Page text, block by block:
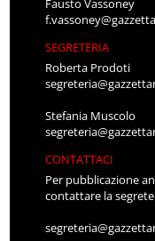
Fausto Vassoney
SEGRETERIA
Roberta Prodoti
Stefania Muscolo
CONTATTACI
Per pubblicazione
contattare la